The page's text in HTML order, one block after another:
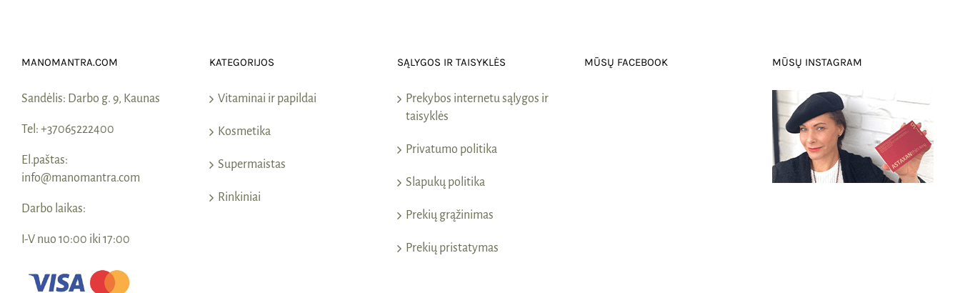
MANOMANTRA.COM
Sandėlis: Darbo g. 9, Kaunas
Tel: +37065222400
El.paštas:
info@manomantra.com
Darbo laikas:
I-V nuo 10:00 iki 17:00
KATEGORIJOS
Vitaminai ir papildai
Kosmetika
Supermaistas
Rinkiniai
SĄLYGOS IR TAISYKLĖS
Prekybos internetu sąlygos ir
taisyklės
Privatumo politika
Slapukų politika
Prekių grąžinimas
Prekių pristatymas
MŪSŲ FACEBOOK MŪSŲ INSTAGRAM